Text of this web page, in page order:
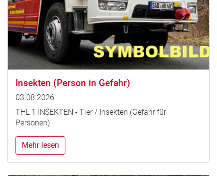
Insekten (Person in Gefahr)
03.08.2026
THL 1 INSEKTEN - Tier / Insekten (Gefahr für
Personen)
Mehr lesen